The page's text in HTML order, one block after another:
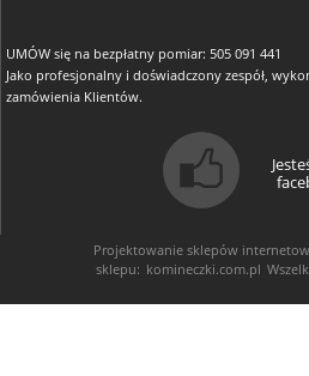
UMÓW się na bezpłatny pomiar: 505 091 441
Jako profesjonalny i doświadczony zespół,
zamówienia Klientów.
Projektowanie sklepów
sklepu: komineczki.com.pl